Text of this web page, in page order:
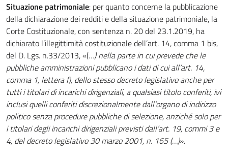
Situazione patrimoniale: per quanto concerne la pubblicazione
della dichiarazione dei redditi e della situazione patrimoniale, la
Corte Costituzionale, con sentenza n. 20 del 23.1.2019, ha
dichiarato l’illegittimità costituzionale dell’art. 14, comma 1 bis,
del D. Lgs. n.33/2013, «(…) nella parte in cui prevede che le
pubbliche amministrazioni pubblicano i dati di cui all’art. 14,
comma 1, lettera f), dello stesso decreto legislativo anche per
tutti i titolari di incarichi dirigenziali, a qualsiasi titolo conferiti, ivi
inclusi quelli conferiti discrezionalmente dall’organo di indirizzo
politico senza procedure pubbliche di selezione, anziché solo per
i titolari degli incarichi dirigenziali previsti dall’art. 19, commi 3 e
4, del decreto legislativo 30 marzo 2001, n. 165 (…)».